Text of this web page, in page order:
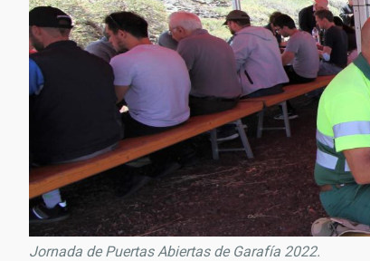
Jornada de Puertas Abiertas de Garafía 2022.